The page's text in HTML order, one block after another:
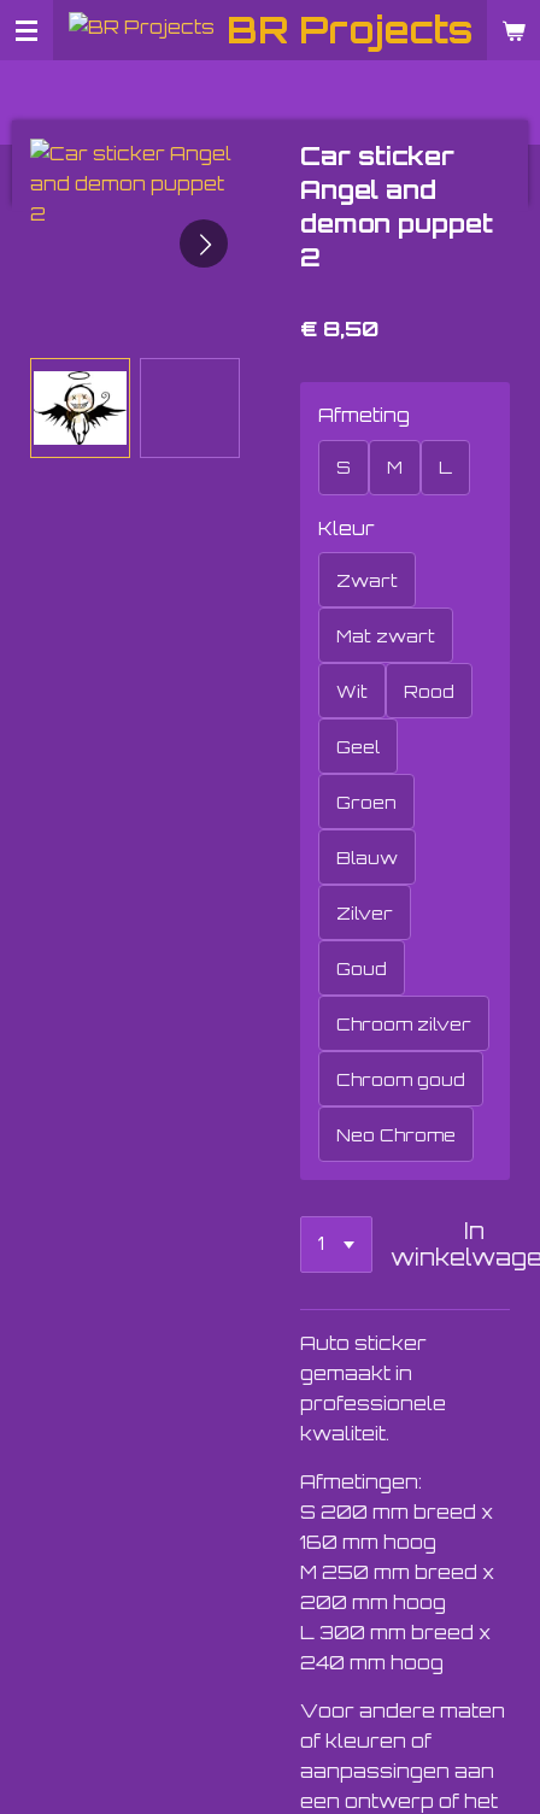
Ga
direct
de
hoofdinhoud
BR Projects
Car sticker
Angel and
demon puppet
2
€ 8,50
Afmeting
S M L
Kleur
Zwart
Mat zwart
Wit Rood
Geel
Groen
Blauw
Zilver
Goud
Chroom zilver
Chroom goud
Neo Chrome
In
Auto sticker
gemaakt in
professionele
kwaliteit.
Afmetingen:
S 200 mm breed x
160 mm hoog
M 250 mm breed x
200 mm hoog
L 300 mm breed x
240 mm hoog
Voor andere maten
of kleuren of
aanpassingen aan
een ontwerp of het